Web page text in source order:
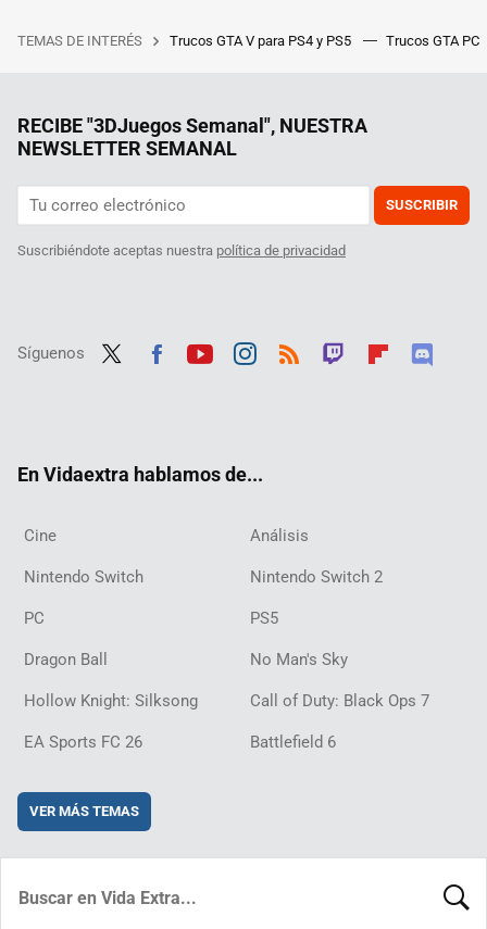
TEMAS DE INTERÉS Trucos GTA V para PS4 y PS5 Trucos GTA PC
RECIBE "3DJuegos Semanal", NUESTRA
NEWSLETTER SEMANAL
SUSCRIBIR
Suscribiéndote aceptas nuestra política de privacidad
Síguenos
En Vidaextra hablamos de...
Cine Análisis
Nintendo Switch Nintendo Switch 2
PC PS5
Dragon Ball No Man's Sky
Hollow Knight: Silksong Call of Duty: Black Ops 7
EA Sports FC 26 Battlefield 6
VER MÁS TEMAS